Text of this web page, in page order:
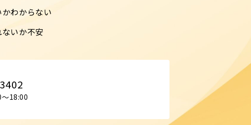
わからない
いか不安
18:00